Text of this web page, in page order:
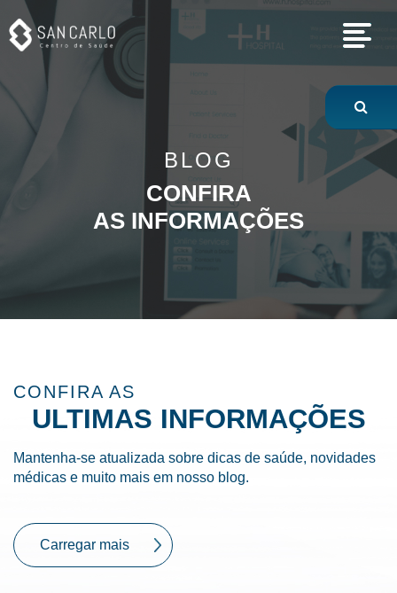
Hepatite viral:
BLOG
CONFIRA
AS INFORMAÇÕES
CONFIRA AS
ULTIMAS INFORMAÇÕES
Mantenha-se atualizada sobre dicas de saúde, novidades
médicas e muito mais em nosso blog.
Carregar mais